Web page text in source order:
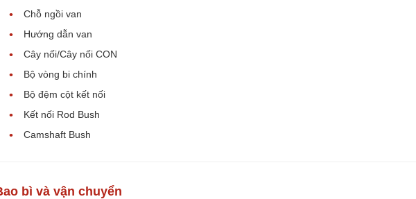
Chỗ ngồi van
Hướng dẫn van
Cây nối/Cây nối CON
Bộ vòng bi chính
Bộ đệm cột kết nối
Kết nối Rod Bush
Camshaft Bush
bì và vận chuyển